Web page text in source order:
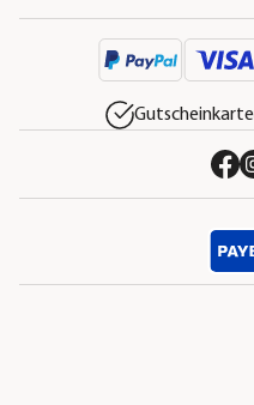
Gutscheinkarte